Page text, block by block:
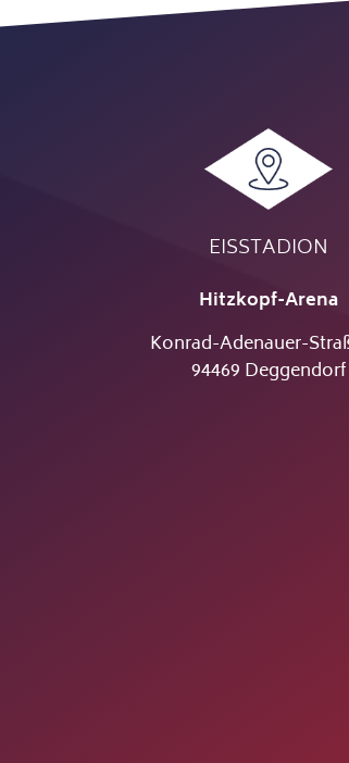
EISSTADION
Hitzkopf-Arena
Konrad-Adenauer-
94469 Deggendorf